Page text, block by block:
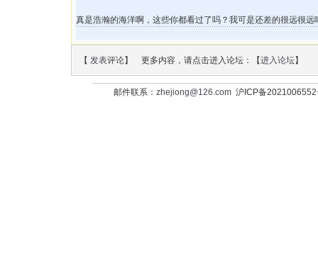
真是浩瀚的海洋啊，这些你都看过了吗？我可是还差的很远很远
【 发表评论】 更多内容，请点击进入论坛：【进入论坛】
邮件联系： zhejiong@126.com沪ICP备